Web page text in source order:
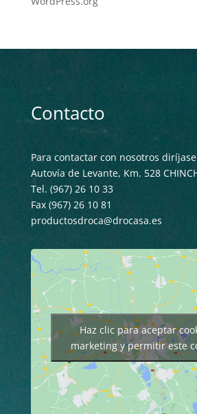
Contacto
Para contactar con nosotros
Autovía de Levante, Km. 528
Tel. (967) 26 10 33
Fax (967) 26 10 81
productosdroca@drocasa.es
Haz clic para aceptar
marketing y permitir este